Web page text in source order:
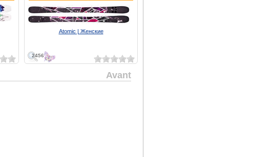
2456
Atomic | Женские
Avant